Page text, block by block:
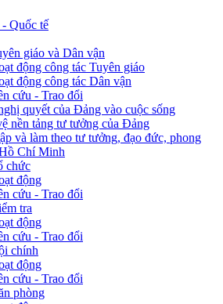
Quốc tế
giáo và Dân vận
động công tác Tuyên giáo
động công tác Dân vận
cứu - Trao đổi
quyết của Đảng vào cuộc sống
nền tảng tư tưởng của Đảng
và làm theo tư tưởng, đạo đức, phong
Chí Minh
chức
động
cứu - Trao đổi
tra
động
cứu - Trao đổi
chính
động
cứu - Trao đổi
phòng